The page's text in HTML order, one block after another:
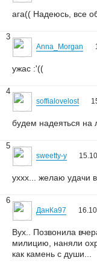
ага(( Надеюсь, все
3
Anna_Morgan
ужас :'((
4
soffialovelost
будем надеяться на
5
sweetty-y
уххх... желаю удачи
6
ДанКа97
Вух.. Позвонила
милицию, наняли
как камень с души...